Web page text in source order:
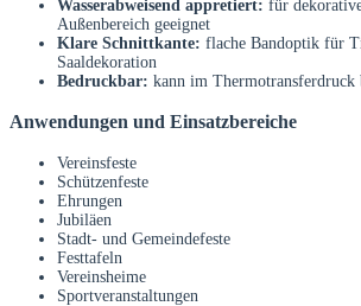
Wasserabweisend appretiert: für
Außenbereich geeignet
Klare Schnittkante: flache Bandoptik für
Saaldekoration
Bedruckbar: kann im Thermotransferdruck
Anwendungen und Einsatzbereiche
Vereinsfeste
Schützenfeste
Ehrungen
Jubiläen
Stadt- und Gemeindefeste
Festtafeln
Vereinsheime
Sportveranstaltungen